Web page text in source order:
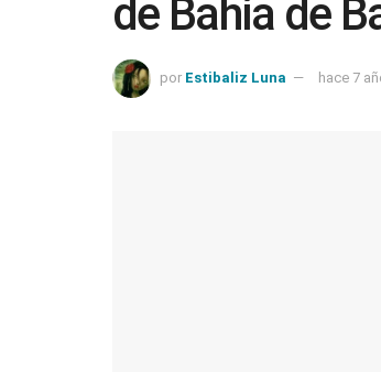
de Bahía de
por Estibaliz Luna hace 7